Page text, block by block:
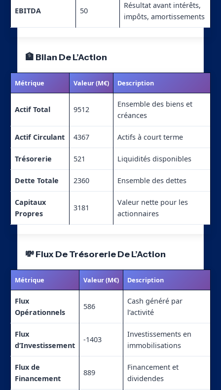
EBITDA 50
Résultat avant intérêts,
impôts, amortissements
🏦 Bilan De L’Action
Métrique Valeur (M€) Description
Actif Total 9512
Ensemble des biens et
créances
Actif Circulant 4367 Actifs à court terme
Trésorerie 521 Liquidités disponibles
Dette Totale 2360 Ensemble des dettes
Capitaux
Propres
3181
Valeur nette pour les
actionnaires
💸 Flux De Trésorerie De L’Action
Métrique Valeur (M€) Description
Flux
Opérationnels
586
Cash généré par
l’activité
Flux
d’Investissement
-1403
Investissements en
immobilisations
Flux de
Financement
889
Financement et
dividendes